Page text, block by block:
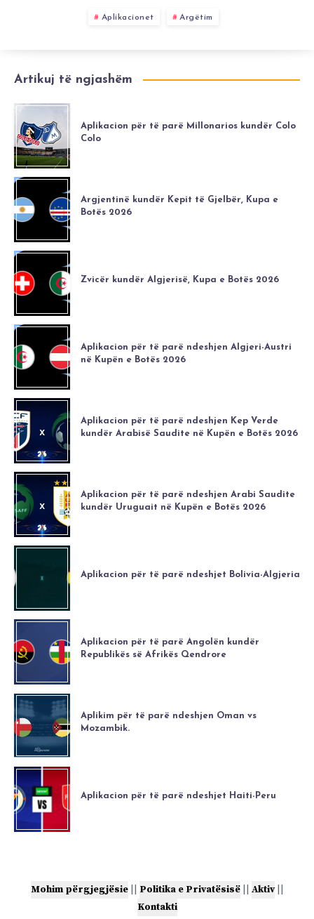
Aplikacionet Argëtim
Artikuj të ngjashëm
Aplikacion për të parë Millonarios kundër Colo
Colo
Argjentinë kundër Kepit të Gjelbër, Kupa e
Botës 2026
Zvicër kundër Algjerisë, Kupa e Botës 2026
Aplikacion për të parë ndeshjen Algjeri-Austri
në Kupën e Botës 2026
Aplikacion për të parë ndeshjen Kep Verde
kundër Arabisë Saudite në Kupën e Botës 2026
Aplikacion për të parë ndeshjen Arabi Saudite
kundër Uruguait në Kupën e Botës 2026
Aplikacion për të parë ndeshjet Bolivia-Algjeria
Aplikacion për të parë Angolën kundër
Republikës së Afrikës Qendrore
Aplikim për të parë ndeshjen Oman vs
Mozambik.
Aplikacion për të parë ndeshjet Haiti-Peru
Mohim përgjegjësie|| Politika e Privatësisë|| Aktiv||
Kontakti